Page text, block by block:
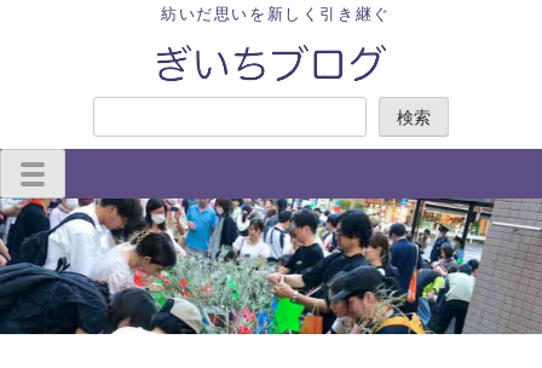
紡いだ思いを新しく引き継ぐ
索
検索